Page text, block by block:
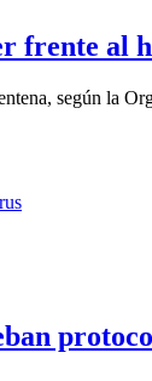
frente al
según la